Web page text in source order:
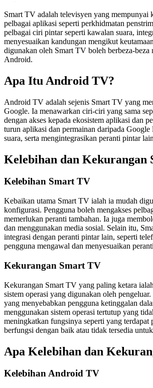
Smart TV adalah televisyen yang mempunyai
pelbagai aplikasi seperti perkhidmatan
pelbagai ciri pintar seperti kawalan suara,
menyesuaikan kandungan mengikut
digunakan oleh Smart TV boleh berbeza-
Android.
Apa Itu Android TV?
Android TV adalah sejenis Smart TV yang
Google. Ia menawarkan ciri-ciri yang sama
dengan akses kepada ekosistem aplikasi dan
turun aplikasi dan permainan daripada
suara, serta mengintegrasikan peranti pintar
Kelebihan dan Kekurangan
Kelebihan Smart TV
Kebaikan utama Smart TV ialah ia mudah
konfigurasi. Pengguna boleh mengakses
memerlukan peranti tambahan. Ia juga
dan menggunakan media sosial. Selain itu,
integrasi dengan peranti pintar lain, seperti
pengguna mengawal dan menyesuaikan
Kekurangan Smart TV
Kekurangan Smart TV yang paling ketara
sistem operasi yang digunakan oleh
yang menyebabkan pengguna ketinggalan
menggunakan sistem operasi tertutup yang
meningkatkan fungsinya seperti yang
berfungsi dengan baik atau tidak tersedia
Apa Kelebihan dan
Kelebihan Android TV